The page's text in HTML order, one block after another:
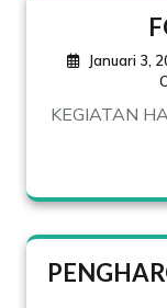
Januari 3,
KEGIATAN